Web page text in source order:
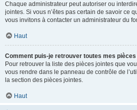
Chaque administrateur peut autoriser ou
jointes. Si vous n’êtes pas certain de savoir ce
vous invitons à contacter un administrateur du
Haut
Comment puis-je retrouver toutes mes
Pour retrouver la liste des pièces jointes que
vous rendre dans le panneau de contrôle de
la section des pièces jointes.
Haut